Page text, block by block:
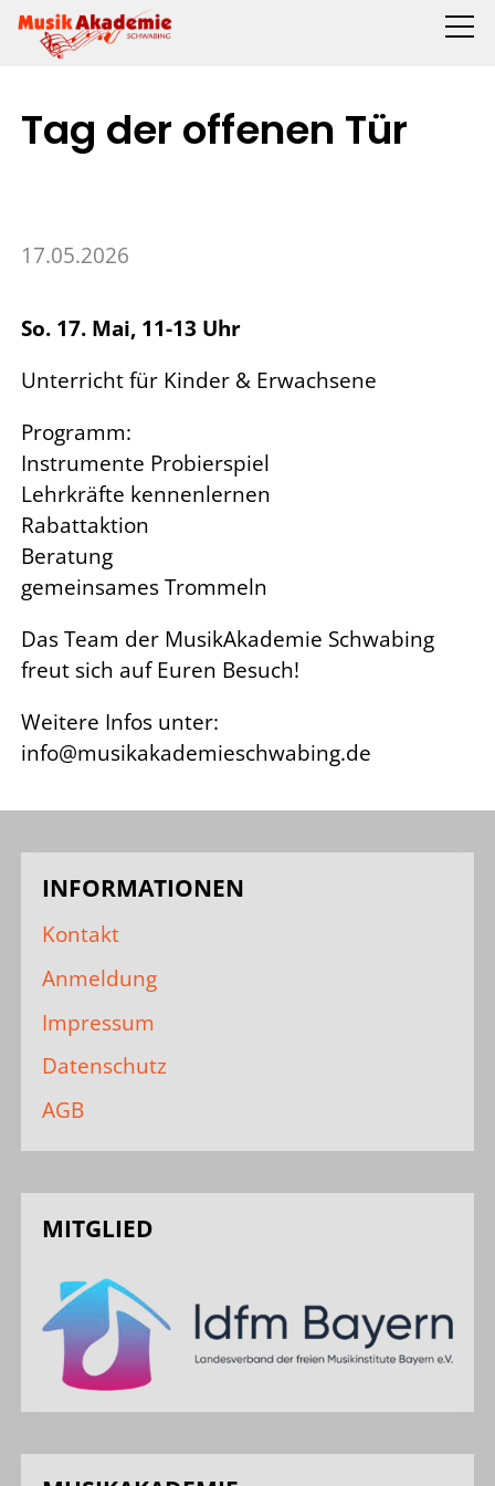
Tag der offenen Tür
17.05.2026
So. 17. Mai, 11-13 Uhr
Unterricht für Kinder & Erwachsene
Programm:
Instrumente Probierspiel
Lehrkräfte kennenlernen
Rabattaktion
Beratung
gemeinsames Trommeln
Das Team der MusikAkademie Schwabing
freut sich auf Euren Besuch!
Weitere Infos unter:
info@musikakademieschwabing.de
INFORMATIONEN
Kontakt
Anmeldung
Impressum
Datenschutz
AGB
MITGLIED